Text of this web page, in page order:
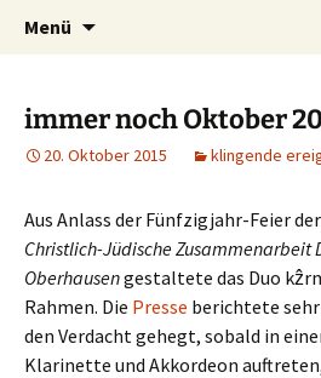
kẑrme.de |
Was machen zwei
aus dem Ruhrgebiet?
Menü
immer noch Oktober
20. Oktober 2015 klingende
Aus Anlass der Fünfzigjahr-Feier
Christlich-Jüdische Zusammenarbeit
Oberhausengestaltete das Duo
Rahmen. Die Presse berichtete
den Verdacht gehegt, sobald in
Klarinette und Akkordeon